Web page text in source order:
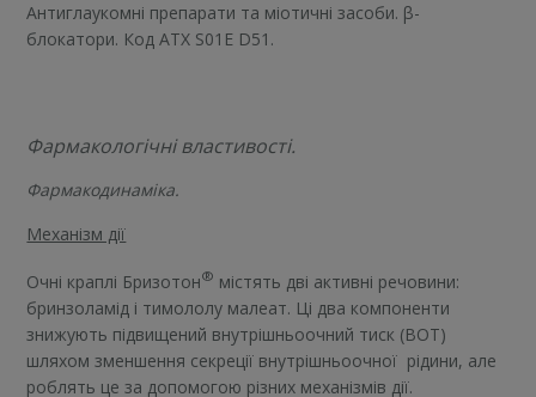
Антиглаукомні препарати та міотичні засоби. β-
блокатори. Код АТХ S01E D51.
Фармакологічні властивості.
Фармакодинаміка.
Механізм дії
Очні краплі Бризотон® містять дві активні речовини:
бринзоламід і тимололу малеат. Ці два компоненти
знижують підвищений внутрішньоочний тиск (ВОТ)
шляхом зменшення секреції внутрішньоочної рідини, але
роблять це за допомогою різних механізмів дії.